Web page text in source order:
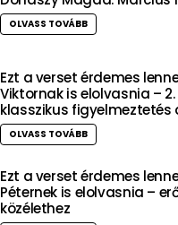
OLVASS TOVÁBB
Ezt a verset érdemes
Viktornak is elolvasnia – 2.
klasszikus
OLVASS TOVÁBB
Ezt a verset érdemes
Péternek is elolvasnia –
közélethez